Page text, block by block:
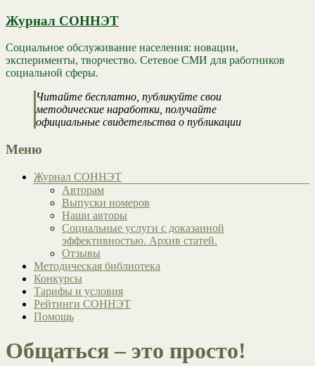
Журнал СОННЭТ
Социальное обслуживание населения: новации,
эксперименты, творчество. Сетевое СМИ для работников
социальной сферы.
Читайте бесплатно, публикуйте свои
методические наработки, получайте
официальные свидетельства о публикации
Меню
Журнал СОННЭТ
Авторам
Выпуски номеров
Наши авторы
Социальные услуги с доказанной
эффективностью. Архив статей.
Отзывы
Методическая библиотека
Конкурсы
Тарифы и условия
Рейтинги СОННЭТ
Помощь
Общаться – это просто!